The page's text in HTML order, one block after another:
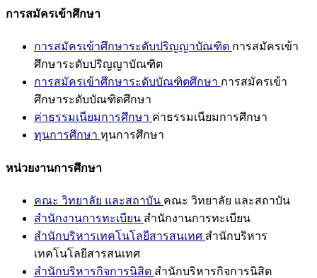
การสมัครเข้าศึกษา
การสมัครเข้าศึกษาระดับปริญญาบัณฑิต การสมัครเข้า
ศึกษาระดับปริญญาบัณฑิต
การสมัครเข้าศึกษาระดับบัณฑิตศึกษา การสมัครเข้า
ศึกษาระดับบัณฑิตศึกษา
ค่าธรรมเนียมการศึกษา ค่าธรรมเนียมการศึกษา
ทุนการศึกษา ทุนการศึกษา
หน่วยงานการศึกษา
คณะ วิทยาลัย และสถาบัน คณะ วิทยาลัย และสถาบัน
สำนักงานการทะเบียน สำนักงานการทะเบียน
สำนักบริหารเทคโนโลยีสารสนเทศ สำนักบริหาร
เทคโนโลยีสารสนเทศ
สำนักบริหารกิจการนิสิต สำนักบริหารกิจการนิสิต